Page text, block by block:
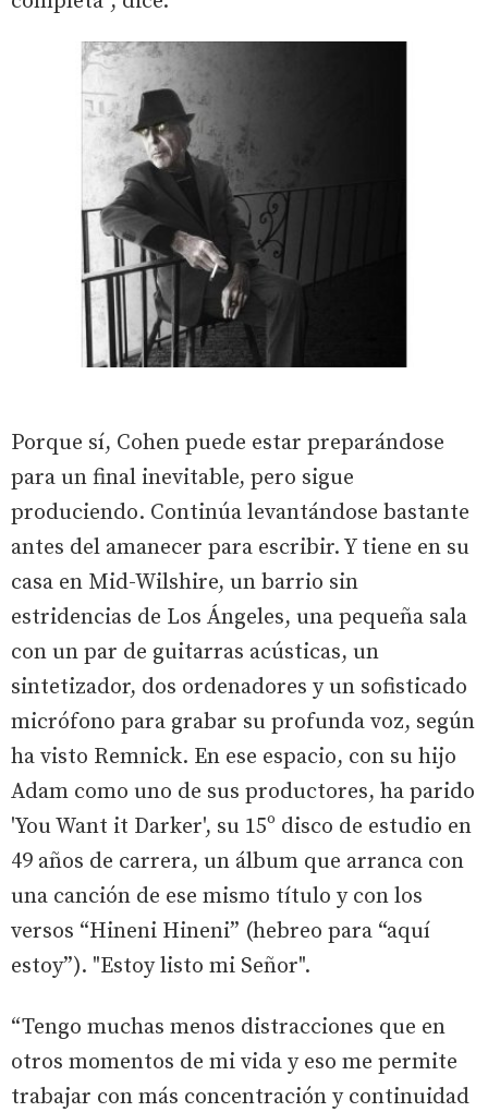
Porque sí, Cohen puede estar preparándose
para un final inevitable, pero sigue
produciendo. Continúa levantándose bastante
antes del amanecer para escribir. Y tiene en su
casa en Mid-Wilshire, un barrio sin
estridencias de Los Ángeles, una pequeña sala
con un par de guitarras acústicas, un
sintetizador, dos ordenadores y un sofisticado
micrófono para grabar su profunda voz, según
ha visto Remnick. En ese espacio, con su hijo
Adam como uno de sus productores, ha parido
'You Want it Darker', su 15º disco de estudio en
49 años de carrera, un álbum que arranca con
una canción de ese mismo título y con los
versos “Hineni Hineni” (hebreo para “aquí
estoy”). "Estoy listo mi Señor".
“Tengo muchas menos distracciones que en
otros momentos de mi vida y eso me permite
trabajar con más concentración y continuidad